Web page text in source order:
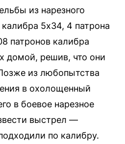
из нарезного
5x34, 4 патрона
патронов калибра
домой, решив, что они
из любопытства
в охолощенный
в боевое нарезное
выстрел —
по калибру.